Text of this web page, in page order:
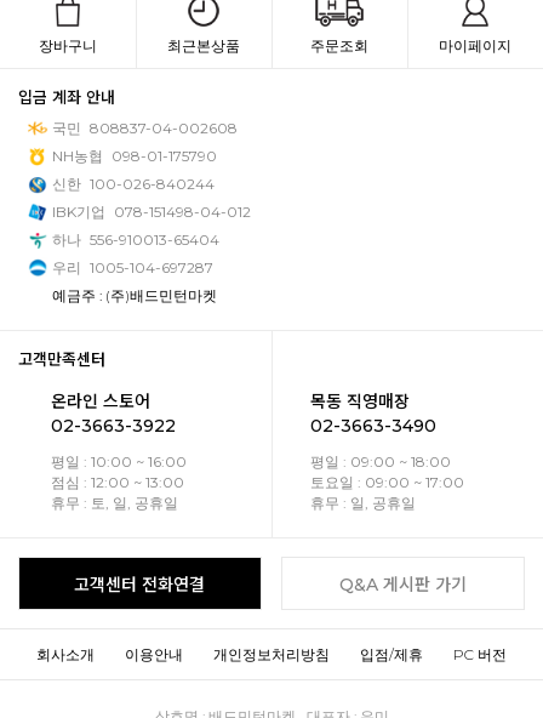
장바구니 최근본상품 주문조회 마이페이지
입금 계좌 안내
국민 808837-04-002608
NH농협
098-01-175790
신한 100-026-840244
IBK기업
078-151498-04-012
하나 556-910013-65404
우리 1005-104-697287
예금주 : (주)배드민턴마켓
고객만족센터
온라인 스토어
02-3663-3922
평일 : 10:00 ~ 16:00
점심 : 12:00 ~ 13:00
휴무 : 토, 일, 공휴일
목동 직영매장
02-3663-3490
평일 : 09:00 ~ 18:00
토요일 : 09:00 ~ 17:00
휴무 : 일, 공휴일
고객센터 전화연결 Q&A 게시판 가기
회사소개 이용안내 개인정보처리방침 입점/제휴 PC 버전